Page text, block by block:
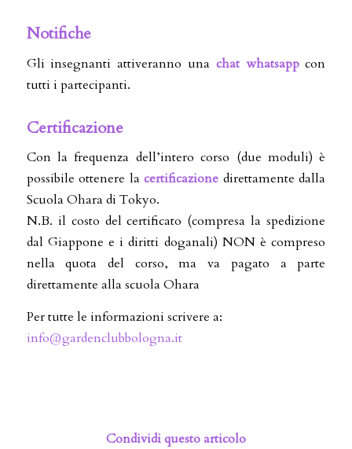
Notifiche
Gli insegnanti attiveranno una chat whatsappcon
tutti i partecipanti.
Certificazione
Con la frequenza dell’intero corso (due moduli) è
possibile ottenere lacertificazione direttamente dalla
Scuola Ohara di Tokyo.
N.B. il costo del certificato (compresa la spedizione
dal Giappone e i diritti doganali) NON è compreso
nella quota del corso, ma va pagato a parte
direttamente alla scuola Ohara
Per tutte le informazioni scrivere a:
info@gardenclubbologna.it
Condividi questo articolo